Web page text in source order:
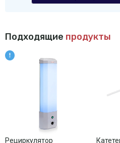
Подходящие продукты
Рециркулятор